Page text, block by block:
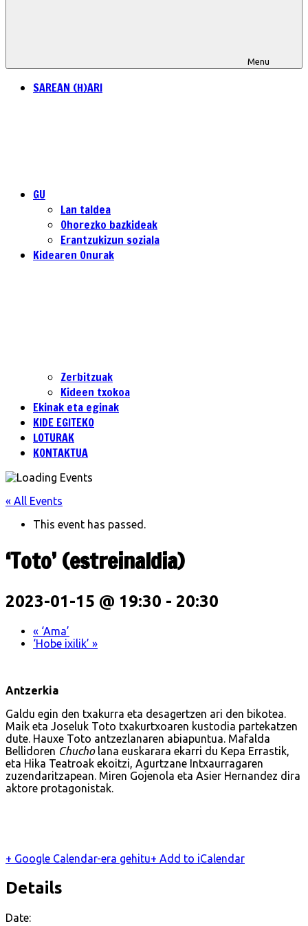
Menu
SAREAN (H)ARI
GU
Lan taldea
Ohorezko bazkideak
Erantzukizun soziala
Kidearen Onurak
Zerbitzuak
Kideen txokoa
Ekinak eta eginak
KIDE EGITEKO
LOTURAK
KONTAKTUA
« All Events
This event has passed.
‘Toto’ (estreinaldia)
2023-01-15 @ 19:30 - 20:30
« ‘Ama’
‘Hobe ixilik’ »
Antzerkia
Galdu egin den txakurra eta desagertzen ari den bikotea.
Maik eta Joseluk Toto txakurtxoaren kustodia partekatzen
dute. Hauxe Toto antzezlanaren abiapuntua. Mafalda
Bellidoren Chucholana euskarara ekarri du Kepa Errastik,
eta Hika Teatroak ekoitzi, Agurtzane Intxaurragaren
zuzendaritzapean. Miren Gojenola eta Asier Hernandez dira
aktore protagonistak.
+ Google Calendar-era gehitu+ Add to iCalendar
Details
Date: